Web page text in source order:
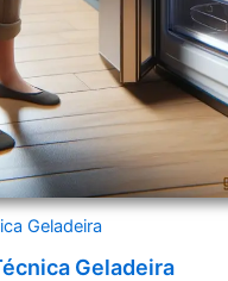
Geladeira
Geladeira